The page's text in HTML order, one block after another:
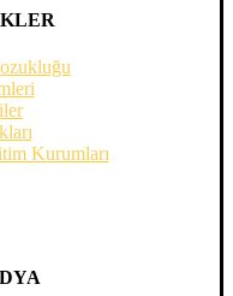
Kurumları